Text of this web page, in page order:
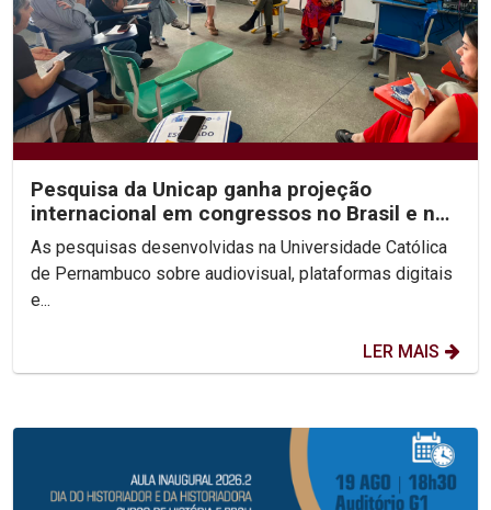
Pesquisa da Unicap ganha projeção
internacional em congressos no Brasil e no
México
As pesquisas desenvolvidas na Universidade Católica
de Pernambuco sobre audiovisual, plataformas digitais
e...
LER MAIS